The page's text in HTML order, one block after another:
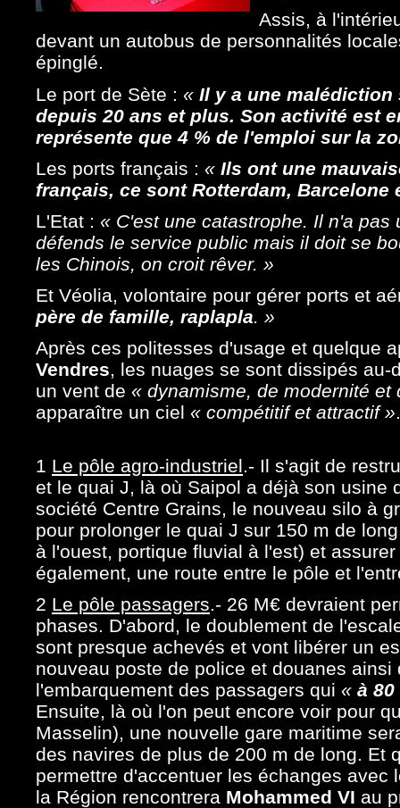
Assis, à
devant un autobus de personnalités
épinglé.
Le port de Sète : « Il y a une
depuis 20 ans et plus. Son activité est
représente que 4 % de l'emploi sur la
Les ports français : « Ils ont une
français, ce sont Rotterdam, Barcelone
L'Etat : « C'est une catastrophe. Il n'a
défends le service public mais il doit se
les Chinois, on croit rêver. »
Et Véolia, volontaire pour gérer ports et
père de famille, raplapla. »
Après ces politesses d'usage et quelque
Vendres, les nuages se sont dissipés
un vent de « dynamisme, de modernité et
apparaître un ciel « compétitif et attractif ».
1 Le pôle agro-industriel .- Il s'agit de
et le quai J, là où Saipol a déjà son usine
société Centre Grains, le nouveau silo à
pour prolonger le quai J sur 150 m de
à l'ouest, portique fluvial à l'est) et
également, une route entre le pôle et
2 Le pôle passagers.- 26 M€ devraient
phases. D'abord, le doublement de
sont presque achevés et vont libérer un
nouveau poste de police et douanes
l'embarquement des passagers qui « à
Ensuite, là où l'on peut encore voir pour
Masselin), une nouvelle gare maritime
des navires de plus de 200 m de long. Et
permettre d'accentuer les échanges avec
la Région rencontrera Mohammed VI au